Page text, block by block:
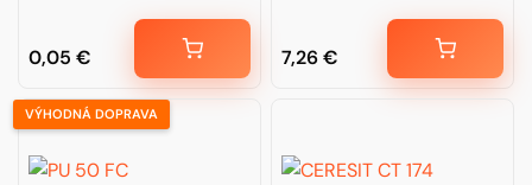
0,05 € 7,26€
VÝHODNÁ DOPRAVA